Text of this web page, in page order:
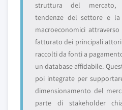
struttura del mercato,
tendenze del settore e
macroeconomici
fatturato dei principali
raccolti da fonti a
un database affidabile.
poi integrate per
dimensionamento del
parte di stakeholder